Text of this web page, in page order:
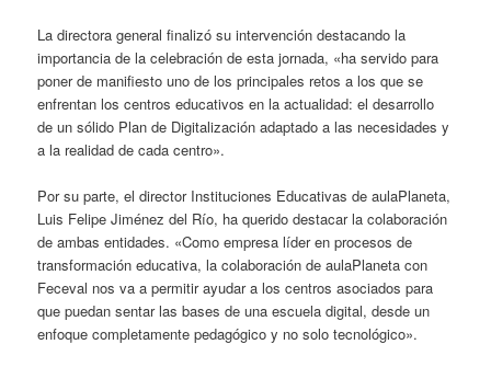
La directora general finalizó su intervención destacando la
importancia de la celebración de esta jornada, «ha servido para
poner de manifiesto uno de los principales retos a los que se
enfrentan los centros educativos en la actualidad: el desarrollo
de un sólido Plan de Digitalización adaptado a las necesidades y
a la realidad de cada centro».
Por su parte, el director Instituciones Educativas de aulaPlaneta,
Luis Felipe Jiménez del Río, ha querido destacar la colaboración
de ambas entidades. «Como empresa líder en procesos de
transformación educativa, la colaboración de aulaPlaneta con
Feceval nos va a permitir ayudar a los centros asociados para
que puedan sentar las bases de una escuela digital, desde un
enfoque completamente pedagógico y no solo tecnológico».